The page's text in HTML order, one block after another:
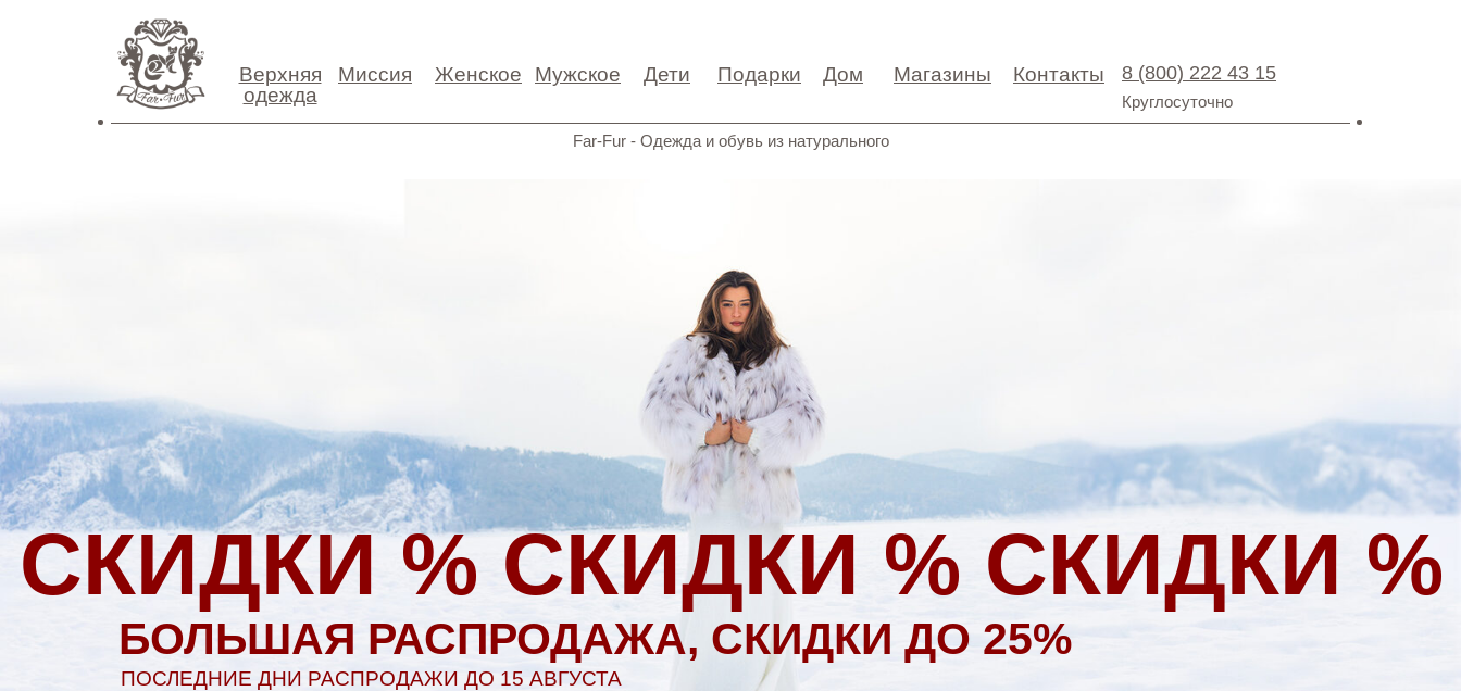
Верхняя
одежда
Миссия Женское Мужское Дети Подарки Дом Магазины Контакты 8 (800) 222 43 15
Круглосуточно
Far-Fur - Одежда и обувь из натурального
ПОСЛЕДНИЕ ДНИ РАСПРОДАЖИ ДО 15 АВГУСТА
БОЛЬШАЯ РАСПРОДАЖА, СКИДКИ ДО 25%
СКИДКИ % СКИДКИ % СКИДКИ %